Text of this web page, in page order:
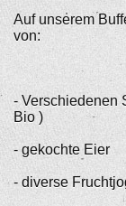
Auf unserem
von:
- Verschiedenen
Bio )
- gekochte Eier
- diverse